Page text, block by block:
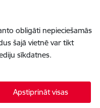
obligāti nepieciešamās
šajā vietnē var tikt
sīkdatnes.
Apstiprināt visas